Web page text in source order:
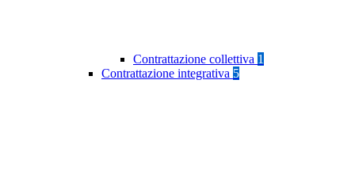
Contrattazione collettiva 1
Contrattazione integrativa 5